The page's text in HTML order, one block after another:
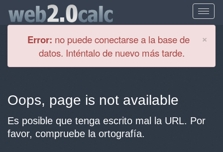
×
Error: no puede conectarse a la base de
datos. Inténtalo de nuevo más tarde.
Oops, page is not available
Es posible que tenga escrito mal la URL. Por
favor, compruebe la ortografía.